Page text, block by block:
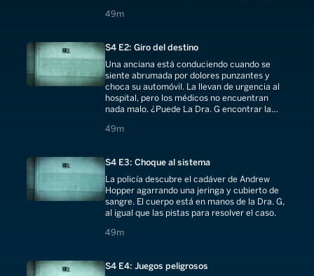
49m
49 minutes
S4 E2: Giro del destino
Una anciana está conduciendo cuando se
siente abrumada por dolores punzantes y
choca su automóvil. La llevan de urgencia al
hospital, pero los médicos no encuentran
nada malo. ¿Puede La Dra. G encontrar la
49m
49 minutes
S4 E3: Choque al sistema
La policía descubre el cadáver de Andrew
Hopper agarrando una jeringa y cubierto de
sangre. El cuerpo está en manos de la Dra. G,
al igual que las pistas para resolver el caso.
49m
49 minutes
S4 E4: Juegos peligrosos